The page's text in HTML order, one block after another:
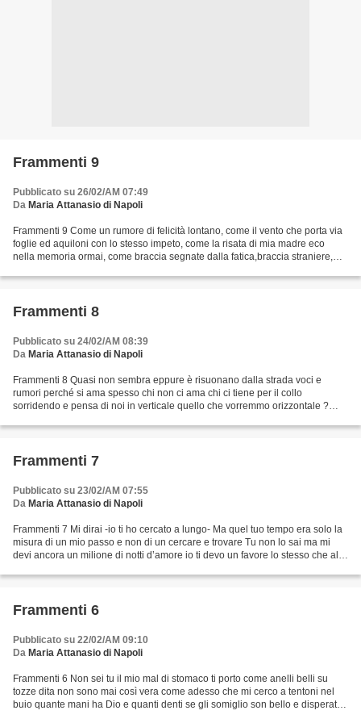
Frammenti 9
Pubblicato su 26/02/AM 07:49
Da Maria Attanasio di Napoli
Frammenti 9 Come un rumore di felicità lontano, come il vento che porta via
foglie ed aquiloni con lo stesso impeto, come la risata di mia madre eco
nella memoria ormai, come braccia segnate dalla fatica,braccia straniere,
Frammenti 8
Pubblicato su 24/02/AM 08:39
Da Maria Attanasio di Napoli
Frammenti 8 Quasi non sembra eppure è risuonano dalla strada voci e
rumori perché si ama spesso chi non ci ama chi ci tiene per il collo
sorridendo e pensa di noi in verticale quello che vorremmo orizzontale ?
Frammenti 7
Pubblicato su 23/02/AM 07:55
Da Maria Attanasio di Napoli
Frammenti 7 Mi dirai -io ti ho cercato a lungo- Ma quel tuo tempo era solo la
misura di un mio passo e non di un cercare e trovare Tu non lo sai ma mi
devi ancora un milione di notti d’amore io ti devo un favore lo stesso che al
Frammenti 6
Pubblicato su 22/02/AM 09:10
Da Maria Attanasio di Napoli
Frammenti 6 Non sei tu il mio mal di stomaco ti porto come anelli belli su
tozze dita non sono mai così vera come adesso che mi cerco a tentoni nel
buio quante mani ha Dio e quanti denti se gli somiglio son bello e disperato